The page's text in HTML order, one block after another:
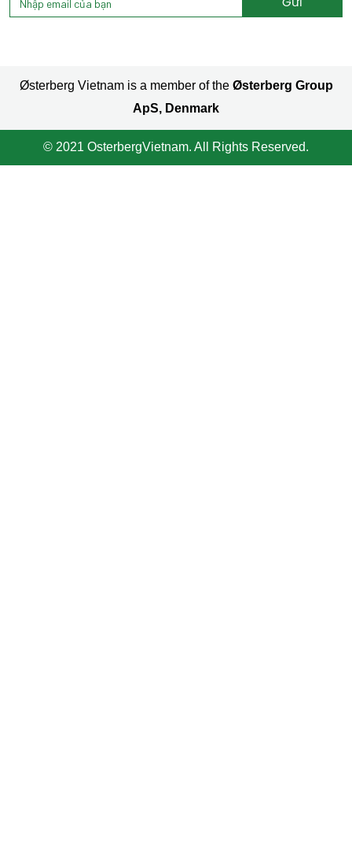
Gửi
Østerberg Vietnam is a member of the Østerberg Group
ApS, Denmark
© 2021 OsterbergVietnam. All Rights Reserved.